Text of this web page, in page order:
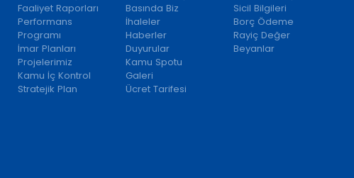
Faaliyet Raporları
Performans
Programı
İmar Planları
Projelerimiz
Kamu İç Kontrol
Stratejik Plan
Basında Biz
İhaleler
Haberler
Duyurular
Kamu Spotu
Galeri
Ücret Tarifesi
Sicil Bilgileri
Borç Ödeme
Rayiç Değer
Beyanlar